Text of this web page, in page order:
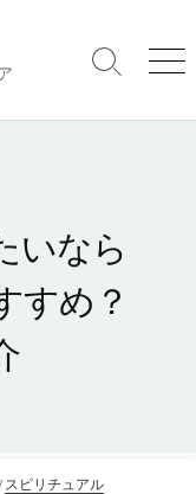
検
メ
いなら
すめ？
/ スピリチュアル